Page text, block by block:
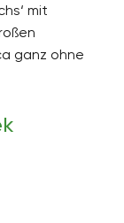
mit
ganz ohne